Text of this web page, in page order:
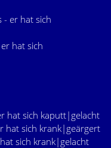
- er hat sich
hat sich
hat sich kaputt|gelacht
hat sich krank|geärgert
sich krank|gelacht